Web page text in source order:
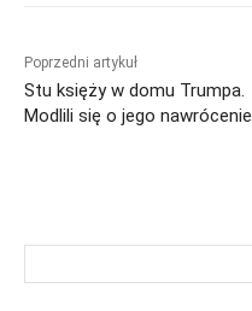
Poprzedni artykuł
Stu księży w domu Trumpa.
Modlili się o jego nawrócenie